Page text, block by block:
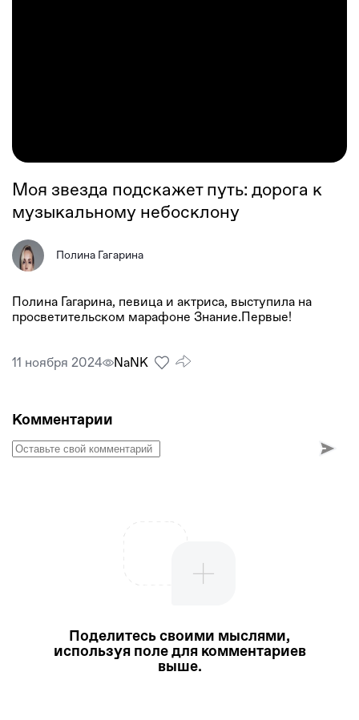
Моя звезда подскажет путь: дорога к
музыкальному небосклону
Полина Гагарина
Полина Гагарина, певица и актриса, выступила на
просветительском марафоне Знание.Первые!
11 ноября 2024 NaNК
Комментарии
Поделитесь своими мыслями,
используя поле для комментариев
выше.